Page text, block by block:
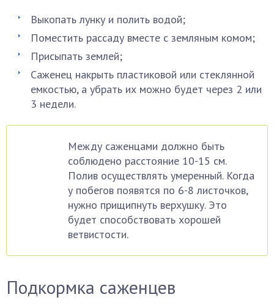
Выкопать лунку и полить водой;
Поместить рассаду вместе с земляным комом;
Присыпать землей;
Саженец накрыть пластиковой или стеклянной
емкостью, а убрать их можно будет через 2 или
3 недели.
Между саженцами должно быть
соблюдено расстояние 10-15 см.
Полив осуществлять умеренный. Когда
у побегов появятся по 6-8 листочков,
нужно прищипнуть верхушку. Это
будет способствовать хорошей
ветвистости.
Подкормка саженцев